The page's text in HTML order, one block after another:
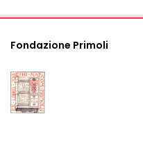
Fondazione Primoli